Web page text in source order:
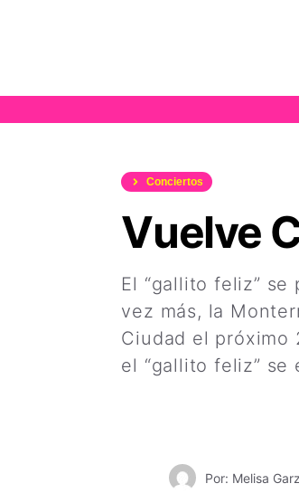
Conciertos
Vuelve
El “gallito feliz”
vez más, la
Ciudad el próximo
el “gallito feliz” se
Por: Melisa